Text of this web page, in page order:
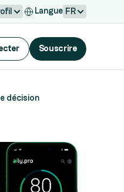
Langue FR
Souscrire
décision